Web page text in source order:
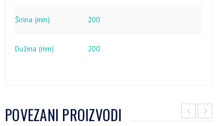
Širina (mm) 200
Dužina (mm) 200
POVEZANI PROIZVODI